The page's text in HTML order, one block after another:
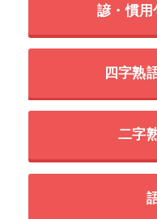
諺・慣
四字熟
二字